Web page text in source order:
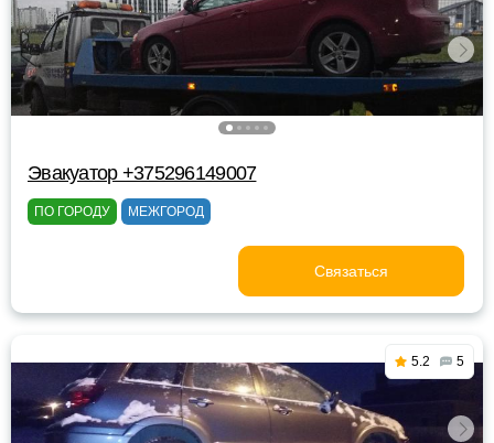
Эвакуатор +375296149007
ПО ГОРОДУ МЕЖГОРОД
Связаться
5.2 5